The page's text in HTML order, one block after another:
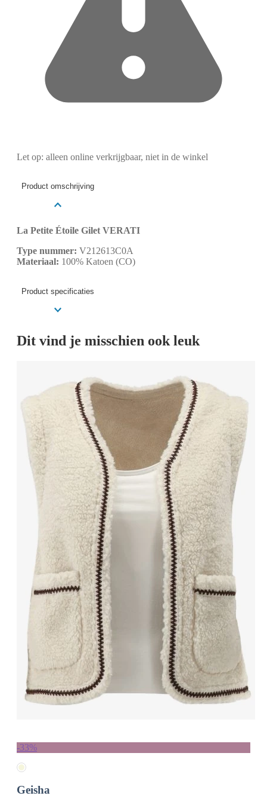
Let op: alleen online verkrijgbaar, niet in de winkel
Product omschrijving
La Petite Étoile Gilet VERATI
Type nummer: V212613C0A
Materiaal: 100% Katoen (CO)
Product specificaties
Dit vind je misschien ook leuk
-33%
Geisha